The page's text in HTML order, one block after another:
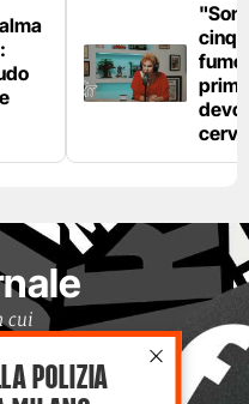
fumo
devo
cui
polizia